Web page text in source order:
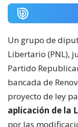
Un grupo de
Libertario (PNL),
Partido
bancada de
proyecto de ley
aplicación de la
por las